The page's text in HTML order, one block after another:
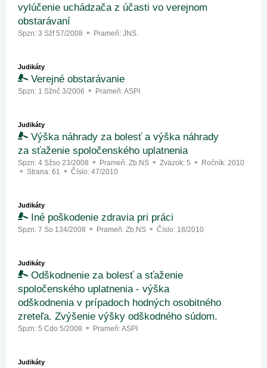
vylúčenie uchádzača z účasti vo verejnom
obstarávaní
Spzn: 3 Sžf 57/2008 Prameň: JNS.
Judikáty
Verejné obstarávanie
Spzn: 1 Sžnč 3/2006 Prameň:ASPI
Judikáty
Výška náhrady za bolesť a výška náhrady
za sťaženie spoločenského uplatnenia
Spzn: 4 Sžso 23/2008 Prameň: Zb.NS Zväzok: 5 Ročník: 2010
Strana: 61 Číslo: 47/2010
Judikáty
Iné poškodenie zdravia pri práci
Spzn: 7 So 134/2008 Prameň: Zb.NS Číslo: 18/2010
Judikáty
Odškodnenie za bolesť a sťaženie
spoločenského uplatnenia - výška
odškodnenia v prípadoch hodných osobitného
zreteľa. Zvýšenie výšky odškodného súdom.
Spzn: 5 Cdo 5/2008 Prameň:ASPI
Judikáty